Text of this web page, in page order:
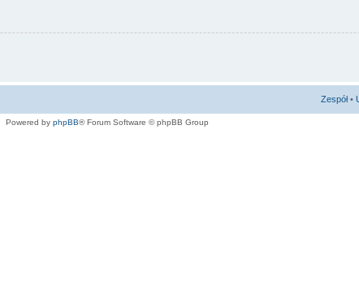
Zespół•
Powered by phpBB® Forum Software © phpBB Group